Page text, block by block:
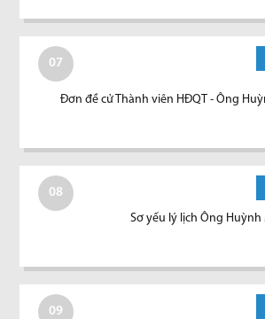
07
Đơn đề cử Thành viên HĐQT - Ông
08
Sơ yếu lý lịch Ông
09